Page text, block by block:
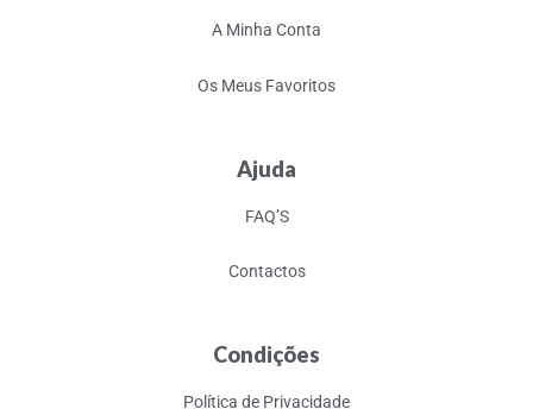
A Minha Conta
Os Meus Favoritos
Ajuda
FAQ’S
Contactos
Condições
Política de Privacidade